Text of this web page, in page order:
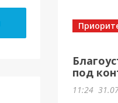
МБУ
под
11:24